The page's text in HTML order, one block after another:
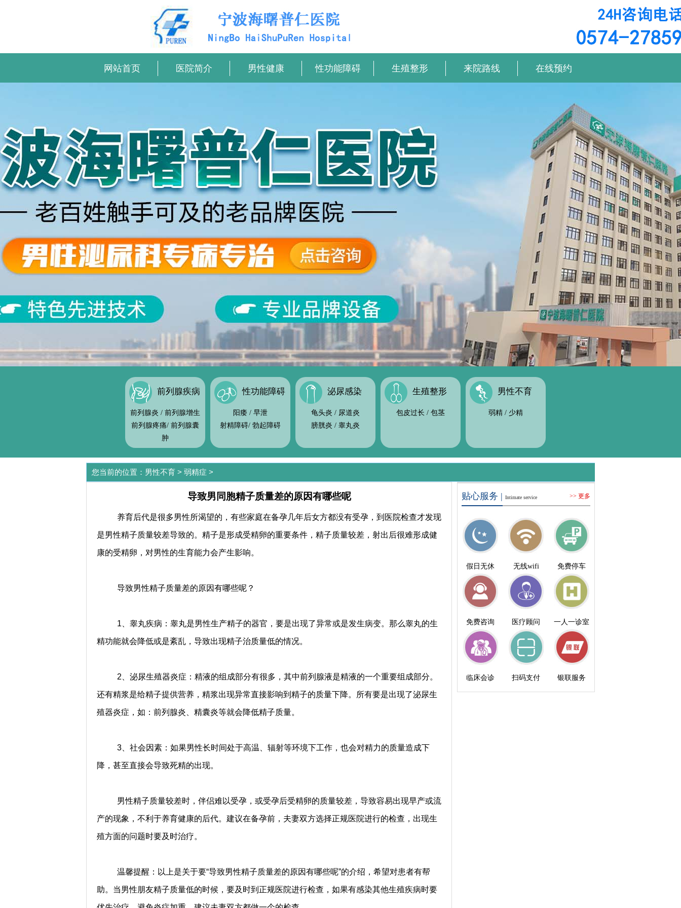
网站首页 医院简介 男性健康 性功能障碍 生殖整形 来院路线 在线预约
前列腺疾病
前列腺炎 / 前列腺增生
前列腺疼痛/ 前列腺囊
肿
性功能障碍
阳痿 / 早泄
射精障碍/ 勃起障碍
泌尿感染
龟头炎 / 尿道炎
膀胱炎 / 睾丸炎
生殖整形
包皮过长 / 包茎
男性不育
弱精 / 少精
您当前的位置： 男性不育 > 弱精症 >
导致男同胞精子质量差的原因有哪些呢
养育后代是很多男性所渴望的，有些家庭在备孕几年后女方都没有受孕，到医院检查才发现
是男性精子质量较差导致的。精子是形成受精卵的重要条件，精子质量较差，射出后很难形成健
康的受精卵，对男性的生育能力会产生影响。
导致男性精子质量差的原因有哪些呢？
1、睾丸疾病：睾丸是男性生产精子的器官，要是出现了异常或是发生病变。那么睾丸的生
精功能就会降低或是紊乱，导致出现精子治质量低的情况。
2、泌尿生殖器炎症：精液的组成部分有很多，其中前列腺液是精液的一个重要组成部分。
还有精浆是给精子提供营养，精浆出现异常直接影响到精子的质量下降。所有要是出现了泌尿生
殖器炎症，如：前列腺炎、精囊炎等就会降低精子质量。
3、社会因素：如果男性长时间处于高温、辐射等环境下工作，也会对精力的质量造成下
降，甚至直接会导致死精的出现。
男性精子质量较差时，伴侣难以受孕，或受孕后受精卵的质量较差，导致容易出现早产或流
产的现象，不利于养育健康的后代。建议在备孕前，夫妻双方选择正规医院进行的检查，出现生
殖方面的问题时要及时治疗。
温馨提醒：以上是关于要“导致男性精子质量差的原因有哪些呢”的介绍，希望对患者有帮
助。当男性朋友精子质量低的时候，要及时到正规医院进行检查，如果有感染其他生殖疾病时要
贴心服务 | Intimate service >> 更多
假日无休 无线wifi 免费停车
免费咨询 医疗顾问 一人一诊室
临床会诊 扫码支付 银联服务